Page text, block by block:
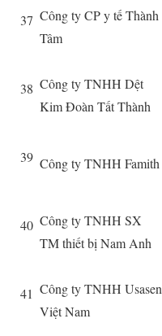
37 Công ty CP y tế Thành
Tâm
38 Công ty TNHH Dệt
Kim Đoàn Tất Thành
39 Công ty TNHH Famith
40 Công ty TNHH SX
TM thiết bị Nam Anh
41 Công ty TNHH Usasen
Việt Nam